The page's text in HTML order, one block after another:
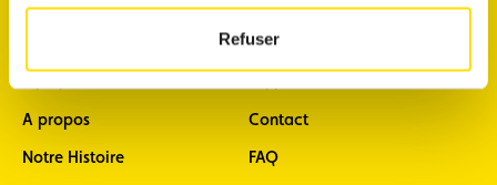
Refuser
A propos
Notre Histoire
Contact
FAQ